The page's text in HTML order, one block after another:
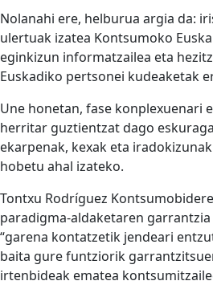
Nolanahi ere, helburua argia da:
ulertuak izatea Kontsumoko
eginkizun informatzailea eta
Euskadiko pertsonei kudeaketak
Une honetan, fase konplexuenari
herritar guztientzat dago
ekarpenak, kexak eta
hobetu ahal izateko.
Tontxu Rodríguez
paradigma-aldaketaren
“garena kontatzetik jendeari
baita gure funtziorik
irtenbideak ematea